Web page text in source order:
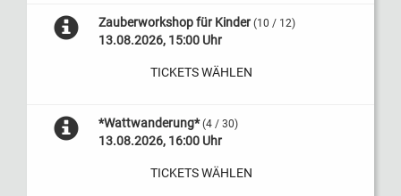
Zauberworkshop für Kinder (10 / 12)
13.08.2026, 15:00 Uhr
TICKETS WÄHLEN
*Wattwanderung* (4 / 30)
13.08.2026, 16:00 Uhr
TICKETS WÄHLEN